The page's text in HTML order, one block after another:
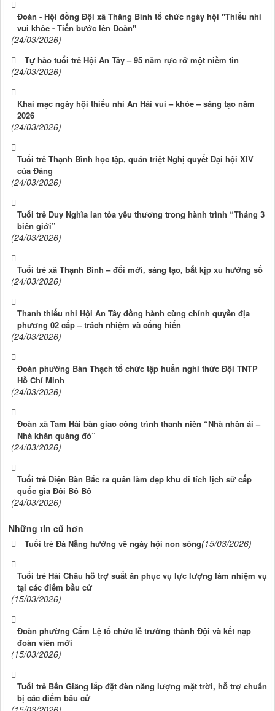
Đoàn - Hội đồng Đội xã Thăng Bình tổ chức ngày hội "Thiếu nhi
vui khỏe - Tiến bước lên Đoàn"
(24/03/2026)
Tự hào tuổi trẻ Hội An Tây – 95 năm rực rỡ một niềm tin
(24/03/2026)
Khai mạc ngày hội thiếu nhi An Hải vui – khỏe – sáng tạo năm
2026
(24/03/2026)
Tuổi trẻ Thạnh Bình học tập, quán triệt Nghị quyết Đại hội XIV
của Đảng
(24/03/2026)
Tuổi trẻ Duy Nghĩa lan tỏa yêu thương trong hành trình “Tháng 3
biên giới”
(24/03/2026)
Tuổi trẻ xã Thạnh Bình – đổi mới, sáng tạo, bắt kịp xu hướng số
(24/03/2026)
Thanh thiếu nhi Hội An Tây đồng hành cùng chính quyền địa
phương 02 cấp – trách nhiệm và cống hiến
(24/03/2026)
Đoàn phường Bàn Thạch tổ chức tập huấn nghi thức Đội TNTP
Hồ Chí Minh
(24/03/2026)
Đoàn xã Tam Hải bàn giao công trình thanh niên “Nhà nhân ái –
Nhà khăn quàng đỏ”
(24/03/2026)
Tuổi trẻ Điện Bàn Bắc ra quân làm đẹp khu di tích lịch sử cấp
quốc gia Đồi Bồ Bồ
(24/03/2026)
Những tin cũ hơn
Tuổi trẻ Đà Nẵng hướng về ngày hội non sông(15/03/2026)
Tuổi trẻ Hải Châu hỗ trợ suất ăn phục vụ lực lượng làm nhiệm vụ
tại các điểm bầu cử
(15/03/2026)
Đoàn phường Cẩm Lệ tổ chức lễ trưởng thành Đội và kết nạp
đoàn viên mới
(15/03/2026)
Tuổi trẻ Bến Giằng lắp đặt đèn năng lượng mặt trời, hỗ trợ chuẩn
bị các điểm bầu cử